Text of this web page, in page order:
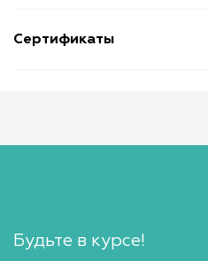
Сертификаты
Будьте в курсе!